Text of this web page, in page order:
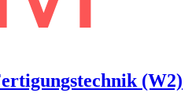
(W2)